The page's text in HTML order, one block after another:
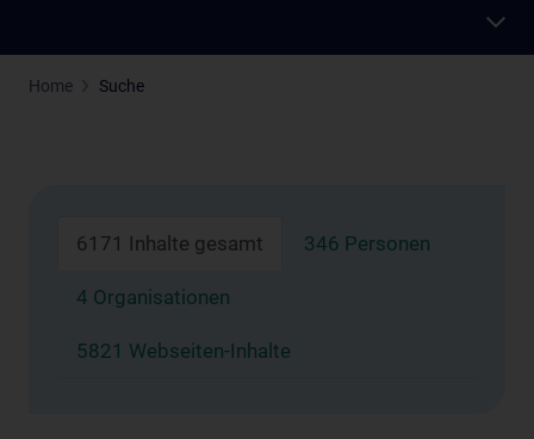
Home Suche
6171 Inhalte gesamt 346 Personen
4 Organisationen
5821 Webseiten-Inhalte